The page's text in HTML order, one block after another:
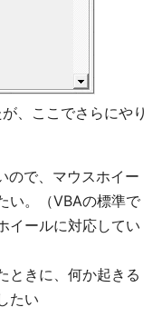
、ここでさらにやり
ので、マウスホイー
い。（VBAの標準で
イールに対応してい
ときに、何か起きる
たい